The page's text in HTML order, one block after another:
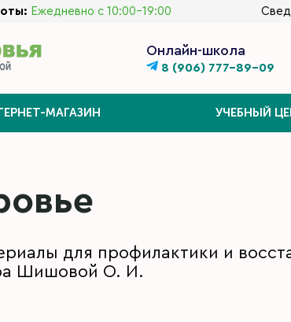
Ежедневно с 10:00-19:00
Онлайн-школа
8 (906) 777-89-09
МАГАЗИН УЧЕБНЫЙ
для профилактики и
Шишовой О. И.